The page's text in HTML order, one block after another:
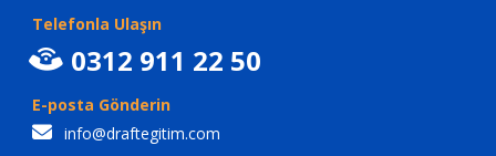
Telefonla Ulaşın
0312 911 22 50
E-posta Gönderin
info@draftegitim.com